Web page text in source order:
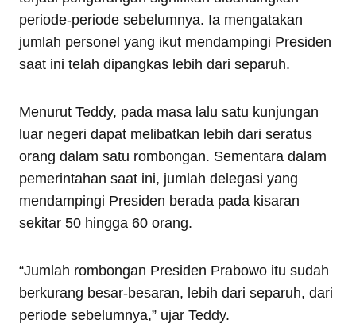
periode-periode sebelumnya. Ia mengatakan
jumlah personel yang ikut mendampingi Presiden
saat ini telah dipangkas lebih dari separuh.
Menurut Teddy, pada masa lalu satu kunjungan
luar negeri dapat melibatkan lebih dari seratus
orang dalam satu rombongan. Sementara dalam
pemerintahan saat ini, jumlah delegasi yang
mendampingi Presiden berada pada kisaran
sekitar 50 hingga 60 orang.
“Jumlah rombongan Presiden Prabowo itu sudah
berkurang besar-besaran, lebih dari separuh, dari
periode sebelumnya,” ujar Teddy.